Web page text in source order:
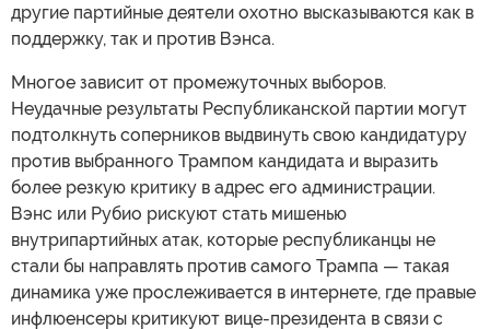
другие партийные деятели охотно высказываются как в
поддержку, так и против Вэнса.
Многое зависит от промежуточных выборов.
Неудачные результаты Республиканской партии могут
подтолкнуть соперников выдвинуть свою кандидатуру
против выбранного Трампом кандидата и выразить
более резкую критику в адрес его администрации.
Вэнс или Рубио рискуют стать мишенью
внутрипартийных атак, которые республиканцы не
стали бы направлять против самого Трампа — такая
динамика уже прослеживается в интернете, где правые
инфлюенсеры критикуют вице-президента в связи с